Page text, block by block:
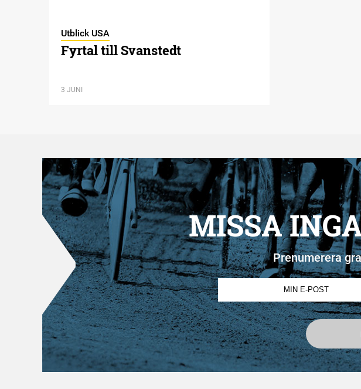
Utblick USA
Fyrtal till Svanstedt
3 JUNI
MISSA
Prenumerera